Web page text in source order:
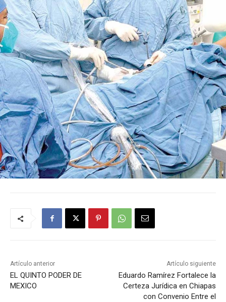
Artículo anterior
EL QUINTO PODER DE
MEXICO
Artículo siguiente
Eduardo Ramírez Fortalece la
Certeza Jurídica en Chiapas
con Convenio Entre el